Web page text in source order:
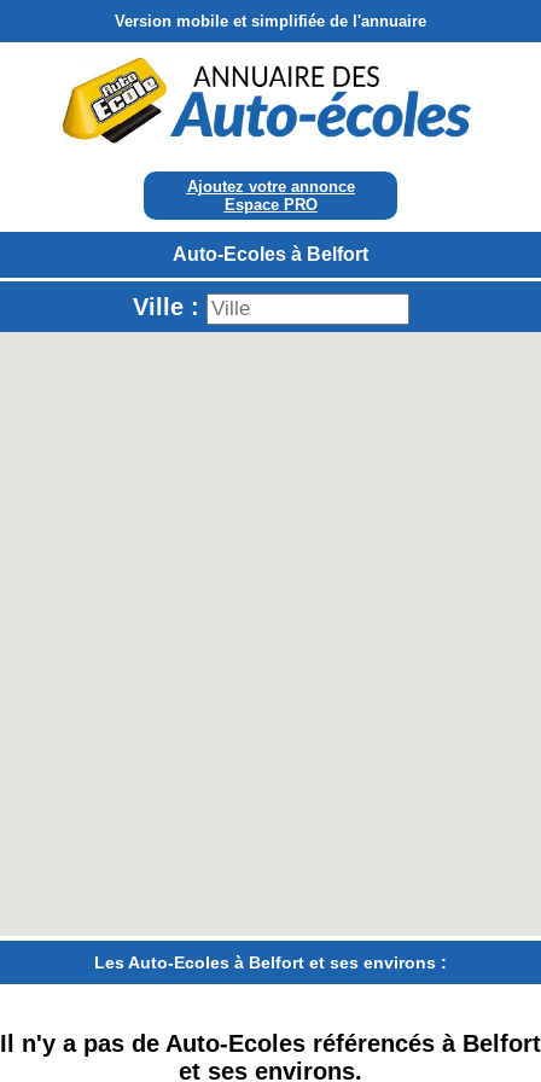
Version mobile et simplifiée de l'annuaire
Ajoutez votre annonce
Espace PRO
Auto-Ecoles à Belfort
Ville :
Les Auto-Ecoles à Belfort et ses environs :
Il n'y a pas de Auto-Ecoles référencés à Belfort
et ses environs.